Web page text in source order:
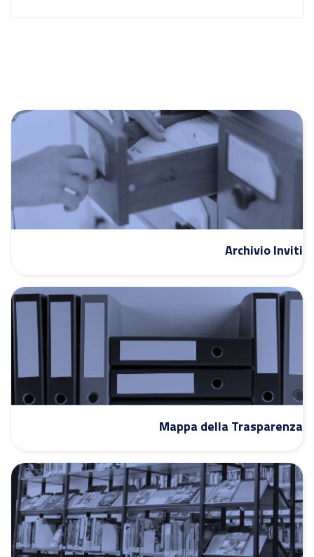
Archivio Inviti
Mappa della Trasparenza